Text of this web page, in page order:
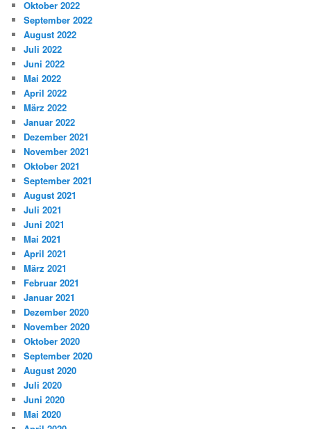
Oktober 2022
September 2022
August 2022
Juli 2022
Juni 2022
Mai 2022
April 2022
März 2022
Januar 2022
Dezember 2021
November 2021
Oktober 2021
September 2021
August 2021
Juli 2021
Juni 2021
Mai 2021
April 2021
März 2021
Februar 2021
Januar 2021
Dezember 2020
November 2020
Oktober 2020
September 2020
August 2020
Juli 2020
Juni 2020
Mai 2020